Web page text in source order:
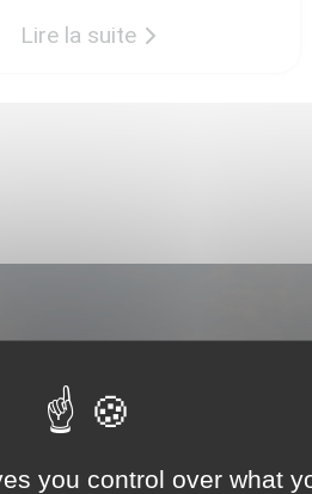
LA CROIX a fait l’objet
Lire la suite
contacter
un projet en tête. Nous
you control over what